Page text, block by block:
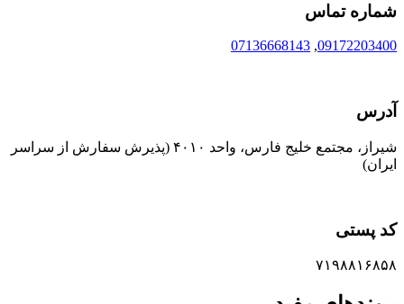
شماره تماس
09172203400
,
07136668143
آدرس
شیراز، مجتمع خلیج فارس، واحد ۴۰۱۰ (پذیرش سفارش از سراسر
ایران)
کد پستی
۷۱۹۸۸۱۶۸۵۸